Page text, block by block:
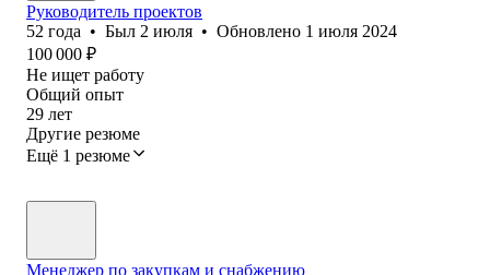
Руководитель проектов
52 года • Был 2 июля • Обновлено 1 июля 2024
100 000 ₽
Не ищет работу
Общий опыт
29 лет
Другие резюме
Ещё 1 резюме
Менеджер по закупкам и снабжению